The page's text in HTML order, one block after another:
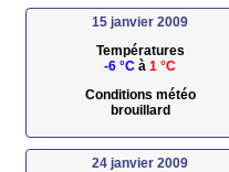
15 janvier 2009
Températures
-6 °C à 1 °C
Conditions météo
brouillard
24 janvier 2009